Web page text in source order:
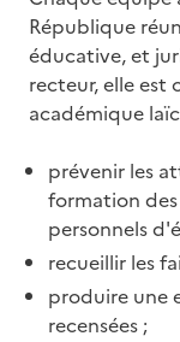
République
éducative, et
recteur, elle est
académique
prévenir les
formation
personnels
recueillir les
produire une
recensées ;